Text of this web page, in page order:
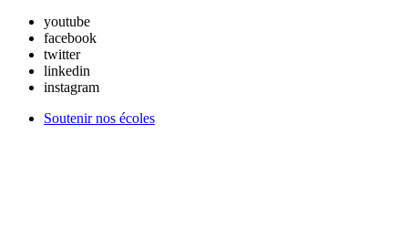
youtube
facebook
twitter
linkedin
instagram
Soutenir nos écoles